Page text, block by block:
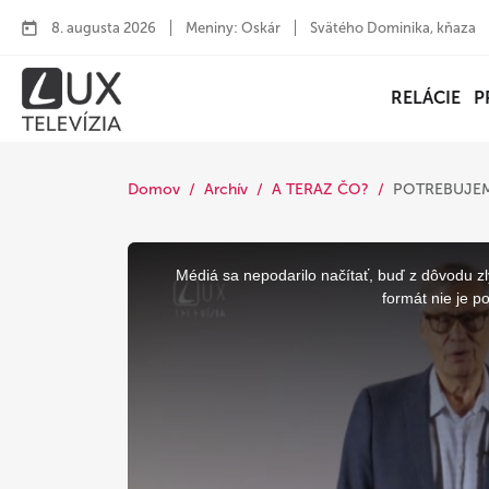
8. augusta 2026 Meniny: Oskár Svätého Dominika, kňaza
RELÁCIE
Domov Archív A TERAZ ČO?
This
Médiá sa nepodarilo načítať, buď z dôvodu
formát nie je